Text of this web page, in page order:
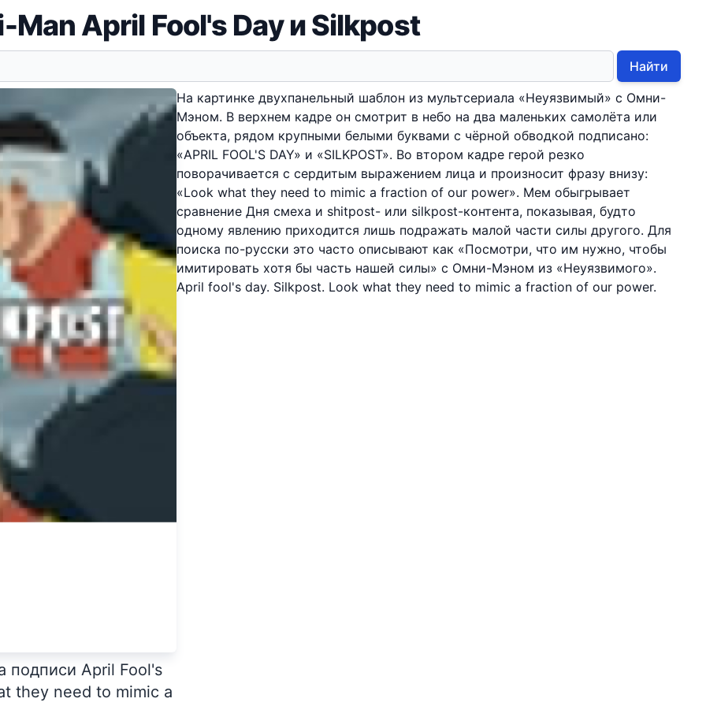
Man April Fool's Day и Silkpost
Найти
подписи April Fool's
they need to mimic a
На картинке двухпанельный шаблон из мультсериала «Неуязвимый» с Омни-
Мэном. В верхнем кадре он смотрит в небо на два маленьких самолёта или
объекта, рядом крупными белыми буквами с чёрной обводкой подписано:
«APRIL FOOL'S DAY» и «SILKPOST». Во втором кадре герой резко
поворачивается с сердитым выражением лица и произносит фразу внизу:
«Look what they need to mimic a fraction of our power». Мем обыгрывает
сравнение Дня смеха и shitpost- или silkpost-контента, показывая, будто
одному явлению приходится лишь подражать малой части силы другого. Для
поиска по-русски это часто описывают как «Посмотри, что им нужно, чтобы
имитировать хотя бы часть нашей силы» с Омни-Мэном из «Неуязвимого».
April fool's day. Silkpost. Look what they need to mimic a fraction of our power.